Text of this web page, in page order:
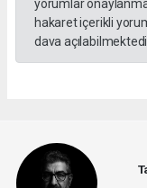
yorumlar
hakaret içerikli
dava